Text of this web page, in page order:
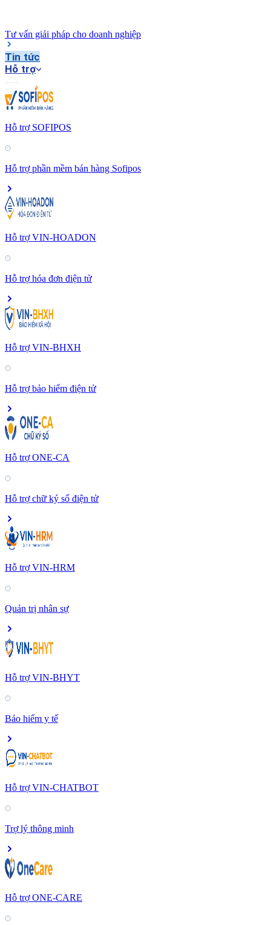
Tư vấn giải pháp cho doanh nghiệp
Tin tức
Hỗ trợ
Hỗ trợ SOFIPOS
Hỗ trợ phần mềm bán hàng Sofipos
Hỗ trợ VIN-HOADON
Hỗ trợ hóa đơn điện tử
Hỗ trợ VIN-BHXH
Hỗ trợ bảo hiểm điện tử
Hỗ trợ ONE-CA
Hỗ trợ chữ ký số điện tử
Hỗ trợ VIN-HRM
Quản trị nhân sự
Hỗ trợ VIN-BHYT
Bảo hiểm y tế
Hỗ trợ VIN-CHATBOT
Trợ lý thông minh
Hỗ trợ ONE-CARE